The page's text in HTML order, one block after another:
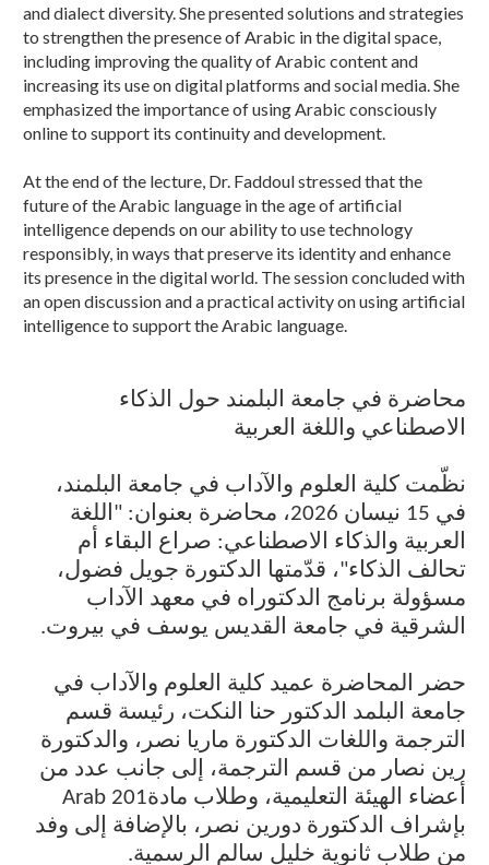
and dialect diversity. She presented solutions and strategies
to strengthen the presence of Arabic in the digital space,
including improving the quality of Arabic content and
increasing its use on digital platforms and social media. She
emphasized the importance of using Arabic consciously
online to support its continuity and development.
At the end of the lecture, Dr. Faddoul stressed that the
future of the Arabic language in the age of artificial
intelligence depends on our ability to use technology
responsibly, in ways that preserve its identity and enhance
its presence in the digital world. The session concluded with
an open discussion and a practical activity on using artificial
intelligence to support the Arabic language.
محاضرة في جامعة البلمند حول الذكاء
الاصطناعي واللغة العربية
نظّمت كلية العلوم والآداب في جامعة البلمند،
في 15 نيسان 2026، محاضرة بعنوان: "اللغة
العربية والذكاء الاصطناعي: صراع البقاء أم
تحالف الذكاء"، قدّمتها الدكتورة جويل فضول،
مسؤولة برنامج الدكتوراه في معهد الآداب
الشرقية في جامعة القديس يوسف في بيروت.
حضر المحاضرة عميد كلية العلوم والآداب في
جامعة البلمد الدكتور حنا النكت، رئيسة قسم
الترجمة واللغات الدكتورة ماريا نصر، و الدكتورة
رين نصار من قسم الترجمة، إلى جانب عدد من
أعضاء الهيئة التعليمية، وطلاب مادةArab 201
بإشراف الدكتورة دورين نصر، بالإضافة إلى وفد
من طلاب ثانوية خليل سالم الرسمية.